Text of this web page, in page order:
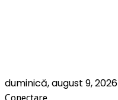
duminică, august 9, 2026